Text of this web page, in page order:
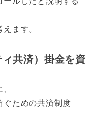
ます。
共済）掛金を資
ぐための共済制度